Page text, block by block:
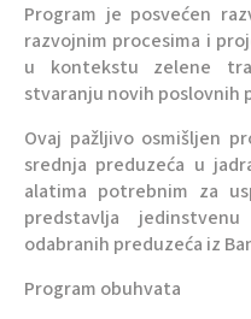
Program je posvećen
razvojnim procesima i
u kontekstu zelene
stvaranju novih poslovnih
Ovaj pažljivo osmišljen
srednja preduzeća u
alatima potrebnim za
predstavlja
odabranih preduzeća iz
Program obuhvata